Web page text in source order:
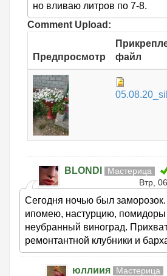
но вливаю литров по 7-8.
Comment Upload:
Предпросмотр
файл
BLONDI Мастерица
Втр,
Сегодня ночью был
ипомею, настурцию, помидоры
неубранный виноград.
ремонтантной клубники и
юллиия Мастерица